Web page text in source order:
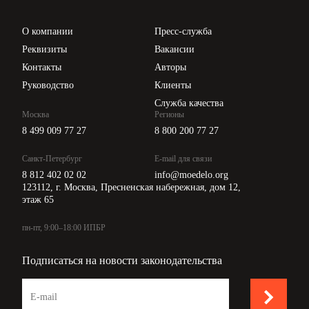
О компании
Реквизиты
Контакты
Руководство
Пресс-служба
Вакансии
Авторы
Клиенты
Служба качества
Москва
8 499 009 77 27
Санкт-Петербург
8 812 402 02 02
Регионы
8 800 200 77 27
E-mail для связи
info@moedelo.org
123112, г. Москва, Пресненская набережная, дом 12,
этаж 65
пн-пт, 9:00–18:00 ИПБР
Подписаться на новости законодательства